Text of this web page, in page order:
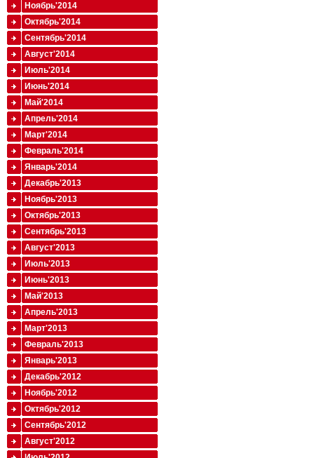
Ноябрь'2014
Октябрь'2014
Сентябрь'2014
Август'2014
Июль'2014
Июнь'2014
Май'2014
Апрель'2014
Март'2014
Февраль'2014
Январь'2014
Декабрь'2013
Ноябрь'2013
Октябрь'2013
Сентябрь'2013
Август'2013
Июль'2013
Июнь'2013
Май'2013
Апрель'2013
Март'2013
Февраль'2013
Январь'2013
Декабрь'2012
Ноябрь'2012
Октябрь'2012
Сентябрь'2012
Август'2012